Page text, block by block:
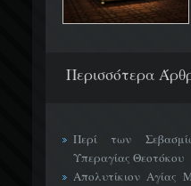
Περισσότερα
Περί των
Υπεραγίας Θεοτόκου
Απολυτίκιον Αγίας